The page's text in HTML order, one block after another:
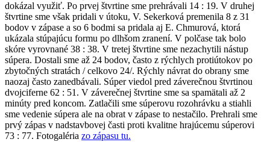
dokázal využiť. Po prvej štvrtine sme prehrávali 14 : 19. V druhej
štvrtine sme však pridali v útoku, V. Sekerková premenila 8 z 31
bodov v zápase a so 6 bodmi sa pridala aj E. Chmurová, ktorá
ukázala stúpajúcu formu po dlhšom zranení. V polčase tak bolo
skóre vyrovnané 38 : 38. V tretej štvrtine sme nezachytili nástup
súpera. Dostali sme až 24 bodov, často z rýchlych protiútokov po
zbytočných stratách / celkovo 24/. Rýchly návrat do obrany sme
naozaj často zanedbávali. Súper viedol pred záverečnou štvrtinou
dvojciferne 62 : 51. V záverečnej štvrtine sme sa spamätali až 2
minúty pred koncom. Zatlačili sme súperovu rozohrávku a stiahli
sme vedenie súpera ale na obrat v zápase to nestačilo. Prehrali sme
prvý zápas v nadstavbovej časti proti kvalitne hrajúcemu súperovi
73 : 77. Fotogaléria zo zápasu tu.